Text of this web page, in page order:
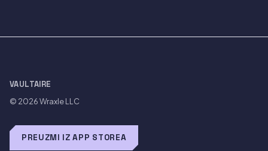
VAULTAIRE
© 2026Wraxle LLC
PREUZMI IZ APP STOREA